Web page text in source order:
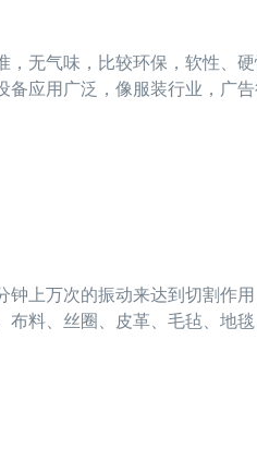
无气味，比较环保，软性、
应用广泛，像服装行业，广
上万次的振动来达到切割作
料、丝圈、皮革、毛毡、地